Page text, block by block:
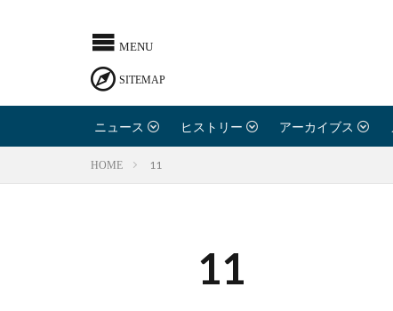
ニュース ヒストリー アーカイブス
HOME 11
11